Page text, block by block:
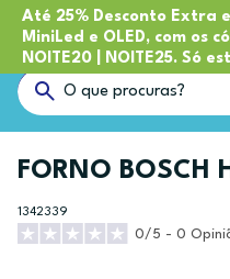
Até 25% Desconto Extra
MiniLed e OLED, com os
NOITE20 | NOITE25. Só
FORNO BOSCH
1342339
0/5 - 0